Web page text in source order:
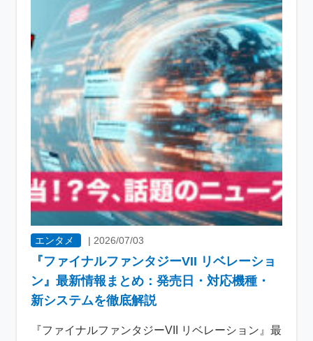
エンタメ | 2026/07/03
『ファイナルファンタジーVII リベレーショ
ン』最新情報まとめ：発売日・対応機種・
新システムを徹底解説
『ファイナルファンタジーVII リベレーション』最